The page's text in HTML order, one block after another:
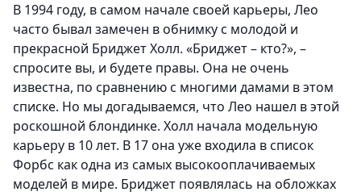
В 1994 году, в самом начале своей карьеры, Лео
часто бывал замечен в обнимку с молодой и
прекрасной Бриджет Холл. «Бриджет – кто?», –
спросите вы, и будете правы. Она не очень
известна, по сравнению с многими дамами в этом
списке. Но мы догадываемся, что Лео нашел в этой
роскошной блондинке. Холл начала модельную
карьеру в 10 лет. В 17 она уже входила в список
Форбс как одна из самых высокооплачиваемых
моделей в мире. Бриджет появлялась на обложках